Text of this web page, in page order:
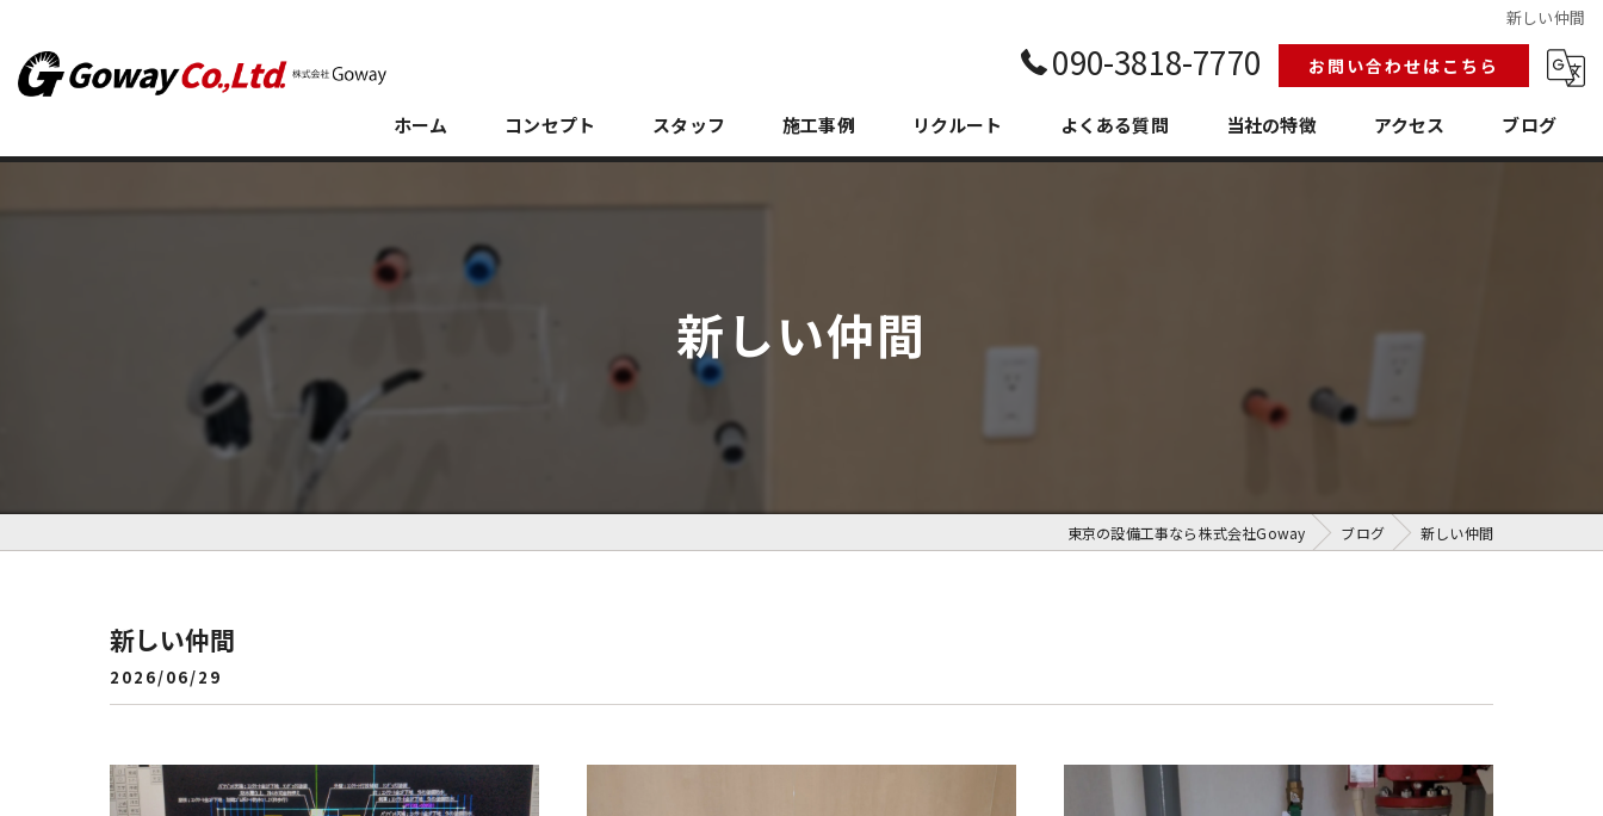
新しい仲間
090-3818-7770 お問い合わせはこちら
ホーム コンセプト スタッフ 施工事例 リクルート よくある質問 当社の特徴
埼玉の設備工事
アクセス ブログ
新しい仲間
東京の設備工事なら株式会社Goway ブログ 新しい仲間
新しい仲間
2026/06/29